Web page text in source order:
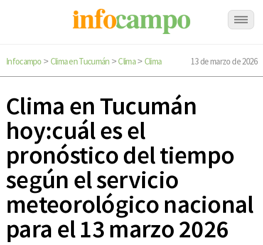
Infocampo > Clima en Tucumán >Clima> Clima 13 de marzo de 2026
Clima en Tucumán
hoy:cuál es el
pronóstico del tiempo
según el servicio
meteorológico nacional
para el 13 marzo 2026